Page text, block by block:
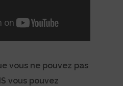
vous ne pouvez pas
vous pouvez